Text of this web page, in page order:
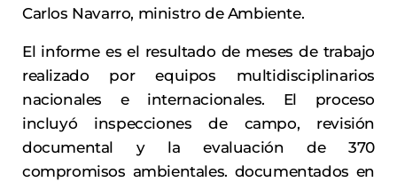
Carlos Navarro, ministro de Ambiente.
El informe es el resultado de meses de trabajo
realizado por equipos multidisciplinarios
nacionales e internacionales. El proceso
incluyó inspecciones de campo, revisión
documental y la evaluación de 370
compromisos ambientales. documentados en